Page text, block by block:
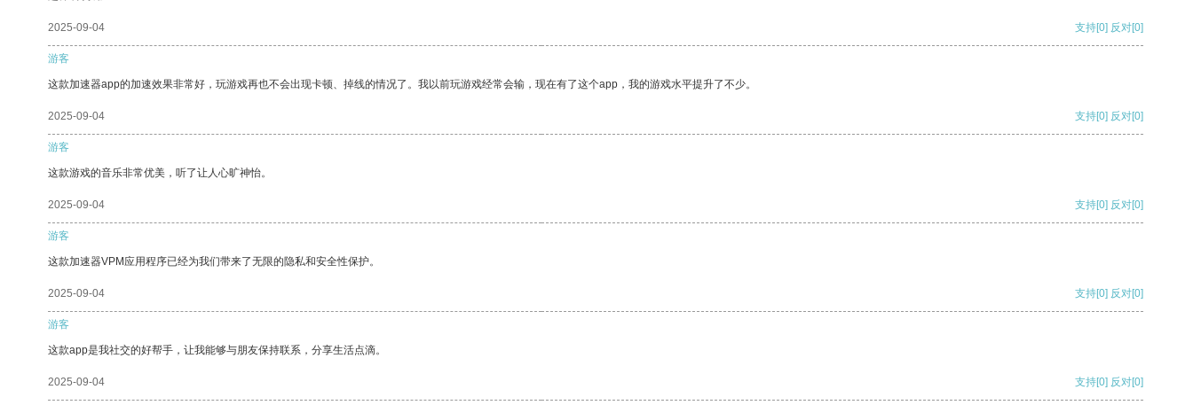
2025-09-04 支持[0] 反对[0]
游客
这款加速器app的加速效果非常好，玩游戏再也不会出现卡顿、掉线的情况了。我以前玩游戏经常会输，现在有了这个app，我的游戏水平提升了不少。
2025-09-04 支持[0] 反对[0]
游客
这款游戏的音乐非常优美，听了让人心旷神怡。
2025-09-04 支持[0] 反对[0]
游客
这款加速器VPM应用程序已经为我们带来了无限的隐私和安全性保护。
2025-09-04 支持[0] 反对[0]
游客
这款app是我社交的好帮手，让我能够与朋友保持联系，分享生活点滴。
2025-09-04 支持[0] 反对[0]